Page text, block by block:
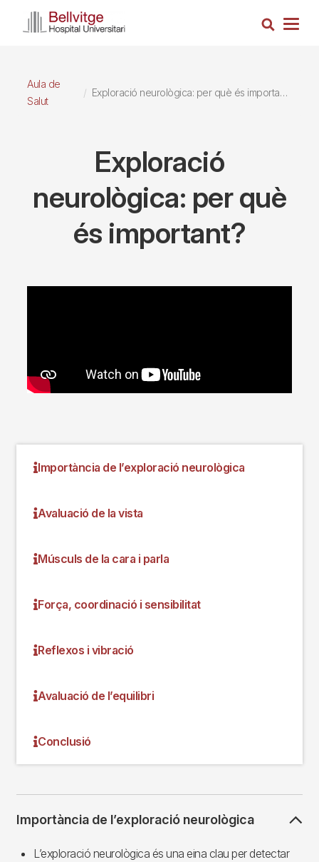
Cerca
Aula de
Salut
Exploració neurològica: per què és important?
Exploració
neurològica: per què
és important?
Importància de l’exploració neurològica
Avaluació de la vista
Músculs de la cara i parla
Força, coordinació i sensibilitat
Reflexos i vibració
Avaluació de l’equilibri
Conclusió
Importància de l’exploració neurològica
L’exploració neurològica és una eina clau per detectar